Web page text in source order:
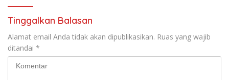
Tinggalkan Balasan
Alamat email Anda tidak akan dipublikasikan. Ruas yang wajib
ditandai *